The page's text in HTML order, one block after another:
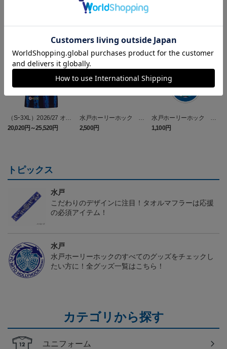
（Sｰ3XL）2026/27 オー
センティックユニフォー
ム FP 1st
20,020円～25,520円
NEW
水戸ホーリーホック ボ
ーマンダ タオルマフラー
2,500円
NEW
水戸ホーリーホック ボ
ーマンダ キーホルダー
1,100円
トピックス
水戸
こだわりのデザインに注目！タオルマフラーは応援
の必須アイテム！
水戸
水戸ホーリーホックのすべてのグッズをチェックし
たい方に！全グッズ一覧はこちら！
カテゴリから探す
ユニフォーム